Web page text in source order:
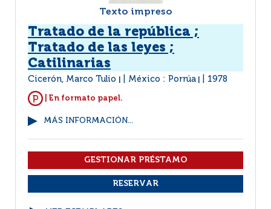
Texto impreso
Tratado de la república ;
Tratado de las leyes ;
Catilinarias
Cicerón, Marco Tulio México : Porrúa 1978
| En formato papel.
MÁS INFORMACIÓN...